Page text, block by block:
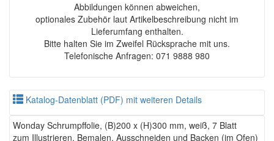
Abbildungen können abweichen,
optionales Zubehör laut Artikelbeschreibung nicht im
Lieferumfang enthalten.
Bitte halten Sie im Zweifel Rücksprache mit uns.
Telefonische Anfragen: 071 9888 980
Katalog-Datenblatt (PDF) mit weiteren Details
Wonday Schrumpffolie, (B)200 x (H)300 mm, weiß, 7 Blatt
zum Illustrieren, Bemalen, Ausschneiden und Backen (im Ofen)